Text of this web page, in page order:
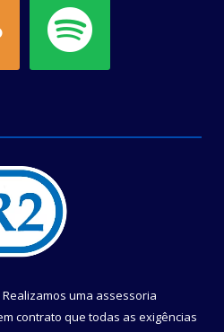
uma assessoria
contrato que todas as exigências